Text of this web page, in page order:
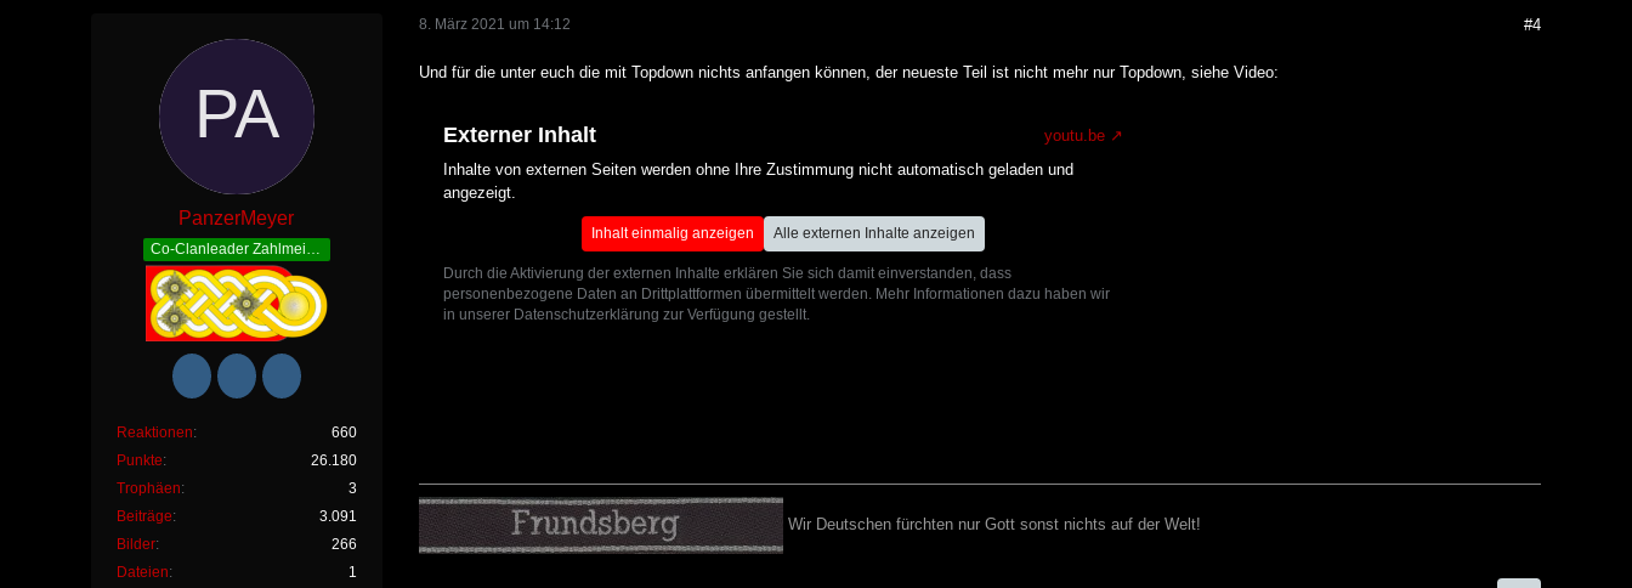
PanzerMeyer
Reaktionen
660
Punkte
26.180
Trophäen
3
Beiträge
3.091
Bilder
266
Dateien
1
8. März 2021 um 14:12 #4
Und für die unter euch die mit Topdown nichts anfangen können, der neueste Teil ist nicht mehr nur Topdown, siehe Video:
Externer Inhalt
youtu.be
Inhalte von externen Seiten werden ohne Ihre Zustimmung nicht automatisch geladen und
angezeigt.
Inhalt einmalig anzeigen Alle externen Inhalte anzeigen
Durch die Aktivierung der externen Inhalte erklären Sie sich damit einverstanden, dass
personenbezogene Daten an Drittplattformen übermittelt werden. Mehr Informationen dazu haben wir
in unserer Datenschutzerklärung zur Verfügung gestellt.
Wir Deutschen fürchten nur Gott sonst nichts auf der Welt!